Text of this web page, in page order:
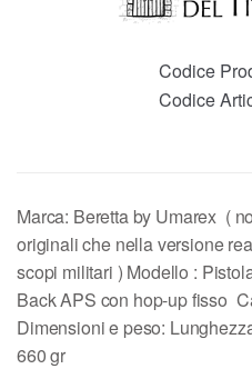
Codice
Codice
Marca: Beretta by Umarex (
originali che nella versione
scopi militari ) Modello :
Back APS con hop-up fisso
Dimensioni e peso:
660 gr